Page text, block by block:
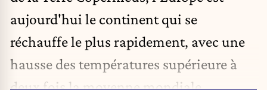
aujourd'hui le continent qui se
réchauffe le plus rapidement, avec une
hausse des températures supérieure à
deux fois la moyenne mondiale.